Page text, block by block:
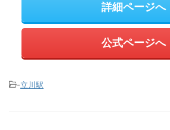
詳細ページへ
公式ページへ
-立川駅